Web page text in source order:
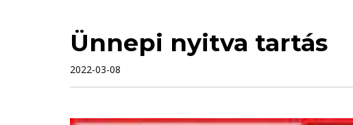
Ünnepi nyitva tartás
2022-03-08